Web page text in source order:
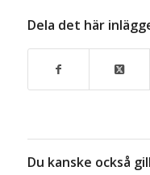
Dela det här
Du kanske också